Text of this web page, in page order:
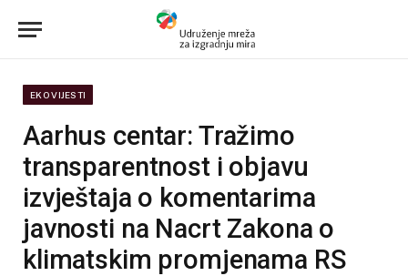
EKO VIJESTI
Aarhus centar: Tražimo
transparentnost i objavu
izvještaja o komentarima
javnosti na Nacrt Zakona o
klimatskim promjenama RS